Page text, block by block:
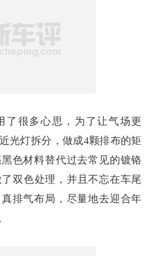
了很多心思，为了让气场更
光灯拆分，做成4颗排布的矩
色材料替代过去常见的镀铬
双色处理，并且不忘在车尾
排气布局，尽量地去迎合年